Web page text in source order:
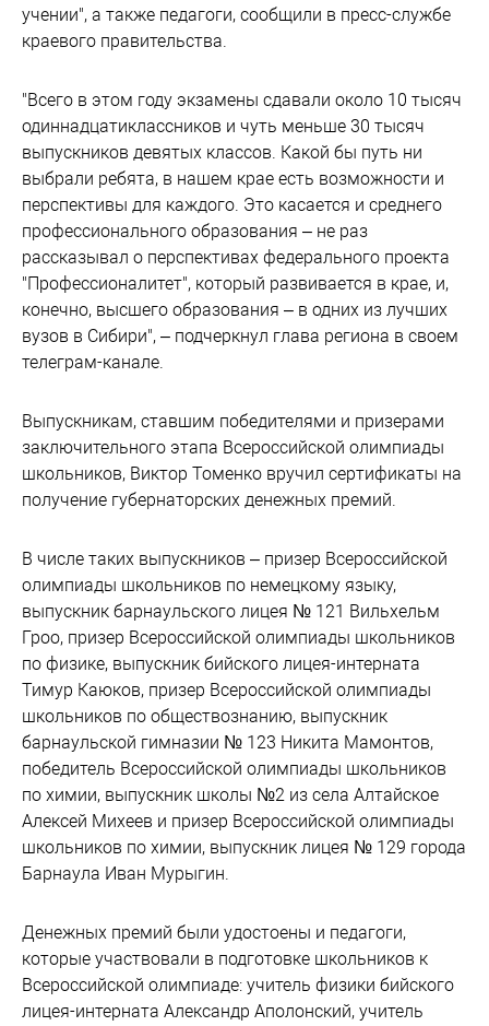
учении", а также педагоги, сообщили в пресс-службе
краевого правительства.
"Всего в этом году экзамены сдавали около 10 тысяч
одиннадцатиклассников и чуть меньше 30 тысяч
выпускников девятых классов. Какой бы путь ни
выбрали ребята, в нашем крае есть возможности и
перспективы для каждого. Это касается и среднего
профессионального образования – не раз
рассказывал о перспективах федерального проекта
"Профессионалитет", который развивается в крае, и,
конечно, высшего образования – в одних из лучших
вузов в Сибири", – подчеркнул глава региона в своем
телеграм-канале.
Выпускникам, ставшим победителями и призерами
заключительного этапа Всероссийской олимпиады
школьников, Виктор Томенко вручил сертификаты на
получение губернаторских денежных премий.
В числе таких выпускников – призер Всероссийской
олимпиады школьников по немецкому языку,
выпускник барнаульского лицея № 121 Вильхельм
Гроо, призер Всероссийской олимпиады школьников
по физике, выпускник бийского лицея-интерната
Тимур Каюков, призер Всероссийской олимпиады
школьников по обществознанию, выпускник
барнаульской гимназии № 123 Никита Мамонтов,
победитель Всероссийской олимпиады школьников
по химии, выпускник школы №2 из села Алтайское
Алексей Михеев и призер Всероссийской олимпиады
школьников по химии, выпускник лицея № 129 города
Барнаула Иван Мурыгин.
Денежных премий были удостоены и педагоги,
которые участвовали в подготовке школьников к
Всероссийской олимпиаде: учитель физики бийского
лицея-интерната Александр Аполонский, учитель